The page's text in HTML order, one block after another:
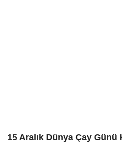
15 Aralık Dünya Çay Günü